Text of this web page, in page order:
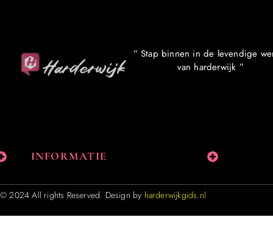
” Stap binnen in de levendige
van harderwijk ”
INFORMATIE
© 2024 All rights Reserved. Design by harderwijkgids.nl